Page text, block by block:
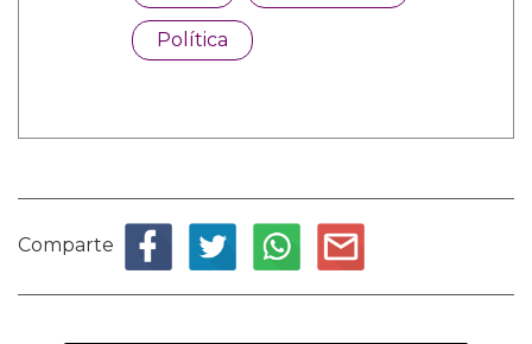
Política
Comparte